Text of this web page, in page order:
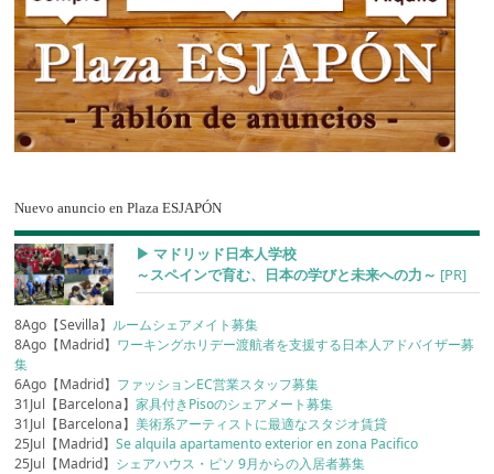
Nuevo anuncio en Plaza ESJAPÓN
▶︎ マドリッド日本人学校
～スペインで育む、日本の学びと未来への力～ [PR]
8Ago【Sevilla】 ルームシェアメイト募集
8Ago【Madrid】 ワーキングホリデー渡航者を支援する日本人アドバイザー募
集
6Ago【Madrid】 ファッションEC営業スタッフ募集
31Jul【Barcelona】家具付きPisoのシェアメート募集
31Jul【Barcelona】美術系アーティストに最適なスタジオ賃貸
25Jul【Madrid】Se alquila apartamento exterior en zona Pacifico
25Jul【Madrid】 シェアハウス・ピソ 9月からの入居者募集